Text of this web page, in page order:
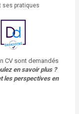
ses pratiques
CV sont demandés
en savoir plus ?
les perspectives en